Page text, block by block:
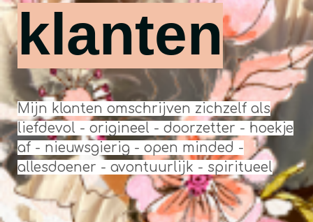
klanten
Mijn klanten omschrijven zichzelf als
liefdevol - origineel - doorzetter - hoekje
af - nieuwsgierig - open minded -
allesdoener - avontuurlijk - spiritueel